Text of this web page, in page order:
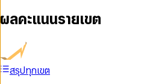
ผลคะแนนรายเขต
สรุปทุกเขต